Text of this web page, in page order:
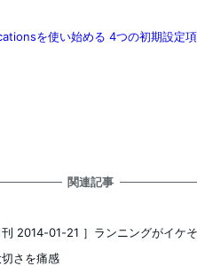
を使い始める 4つの初期設定
関連記事
刊 2014-01-21 ］ランニングがイケ
さを痛感